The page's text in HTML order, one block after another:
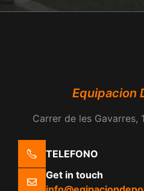
Equipacion
Carrer de les Gavarres,
TELEFONO
Get in touch